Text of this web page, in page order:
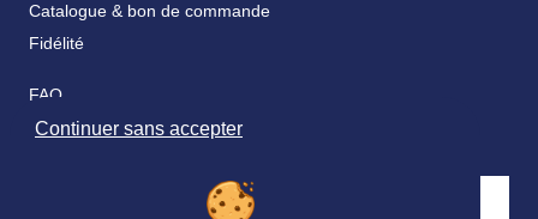
Catalogue & bon de commande
Fidélité
FAQ
Nos partenaires
Continuer sans accepter